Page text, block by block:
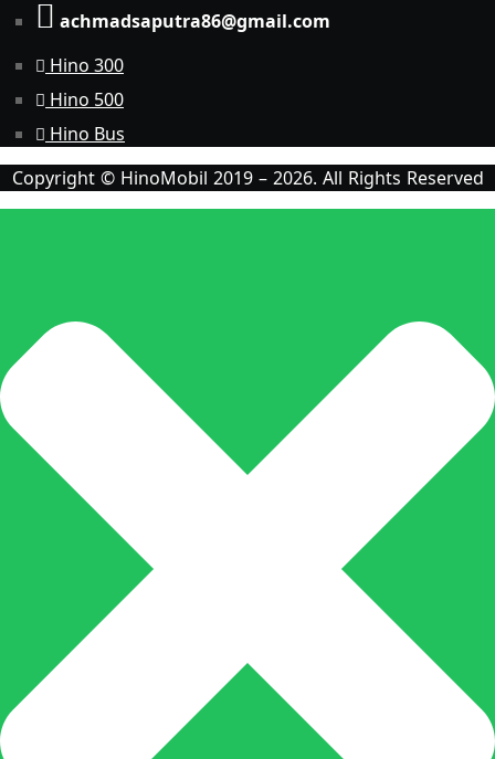
achmadsaputra86@gmail.com
Hino 300
Hino 500
Hino Bus
Copyright © HinoMobil 2019 – 2026. All Rights Reserved